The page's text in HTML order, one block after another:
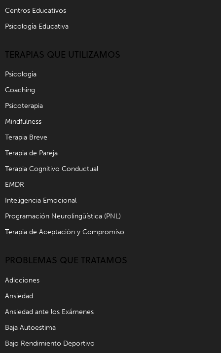
Centros Educativos
Psicología Educativa
TERAPIAS QUE UTILIZAMOS
Psicología
Coaching
Psicoterapia
Mindfulness
Terapia Breve
Terapia de Pareja
Terapia Cognitivo Conductual
EMDR
Inteligencia Emocional
Programación Neurolingüística (PNL)
Terapia de Aceptación y Compromiso
PROBLEMAS QUE TRATAMOS
Adicciones
Ansiedad
Ansiedad ante los Exámenes
Baja Autoestima
Bajo Rendimiento Deportivo